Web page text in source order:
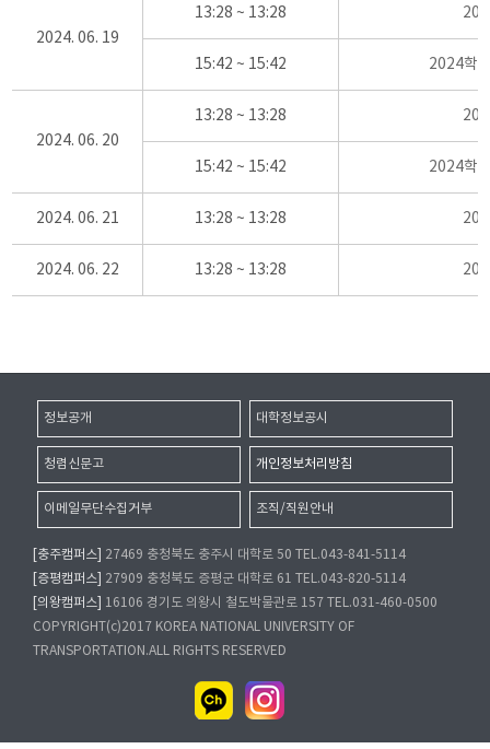
2024. 06. 19
13:28 ~ 13:28
15:42 ~ 15:42 2024학
2024. 06. 20
13:28 ~ 13:28
15:42 ~ 15:42 2024학
2024. 06. 21 13:28 ~ 13:28
2024. 06. 22 13:28 ~ 13:28
정보공개 대학정보공시
청렴신문고 개인정보처리방침
이메일무단수집거부 조직/직원안내
[충주캠퍼스]
27469 충청북도 충주시 대학로 50 TEL.043-841-5114
[증평캠퍼스]
27909 충청북도 증평군 대학로 61 TEL.043-820-5114
[의왕캠퍼스]
16106 경기도 의왕시 철도박물관로 157 TEL.031-460-0500
COPYRIGHT(c)2017 KOREA NATIONAL UNIVERSITY OF
TRANSPORTATION.ALL RIGHTS RESERVED